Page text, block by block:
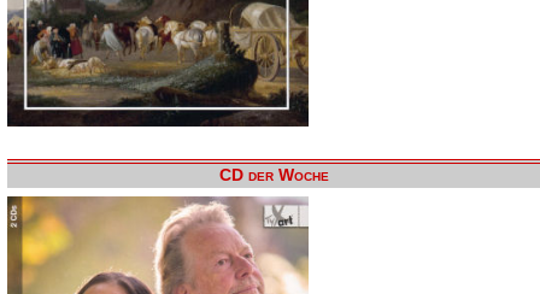
CD der Woche